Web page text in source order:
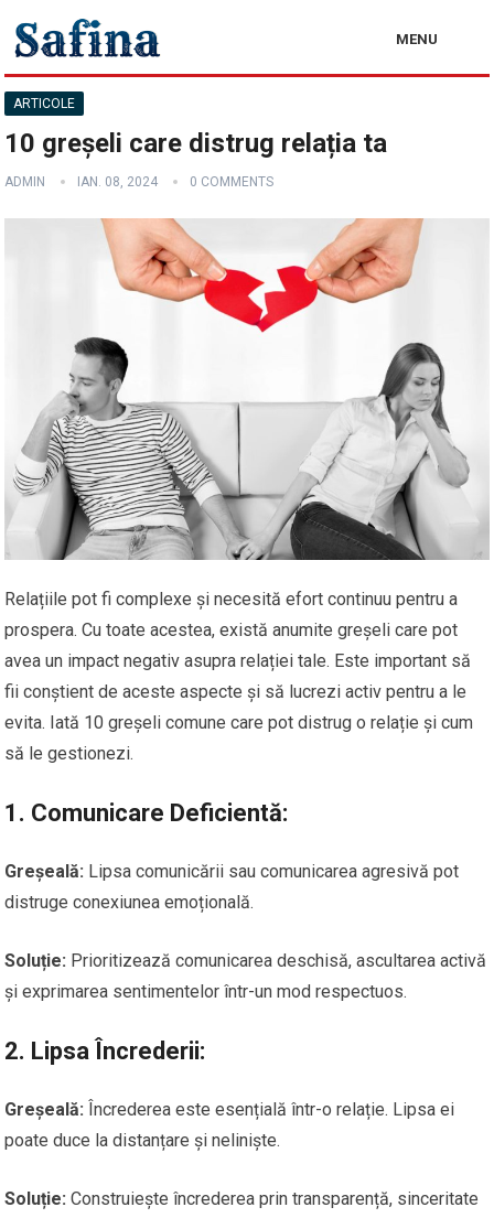
MENU
ARTICOLE
10 greșeli care distrug relația ta
ADMIN IAN. 08, 2024 0 COMMENTS
Relațiile pot fi complexe și necesită efort continuu pentru a
prospera. Cu toate acestea, există anumite greșeli care pot
avea un impact negativ asupra relației tale. Este important să
fii conștient de aceste aspecte și să lucrezi activ pentru a le
evita. Iată 10 greșeli comune care pot distrug o relație și cum
să le gestionezi.
1. Comunicare Deficientă:
Greșeală: Lipsa comunicării sau comunicarea agresivă pot
distruge conexiunea emoțională.
Soluție: Prioritizează comunicarea deschisă, ascultarea activă
și exprimarea sentimentelor într-un mod respectuos.
2. Lipsa Încrederii:
Greșeală: Încrederea este esențială într-o relație. Lipsa ei
poate duce la distanțare și neliniște.
Soluție: Construiește încrederea prin transparență, sinceritate